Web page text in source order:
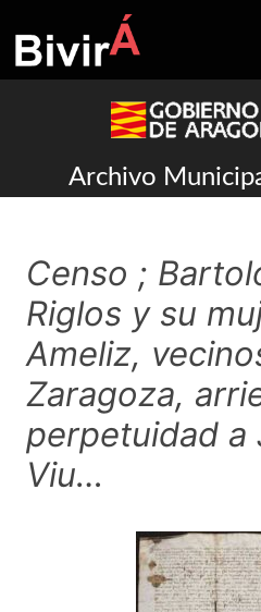
to
content
Archivo
Censo ;
Riglos y su
Ameliz,
Zaragoza,
perpetuidad a
Viu…